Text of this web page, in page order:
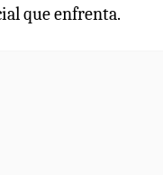
que enfrenta.